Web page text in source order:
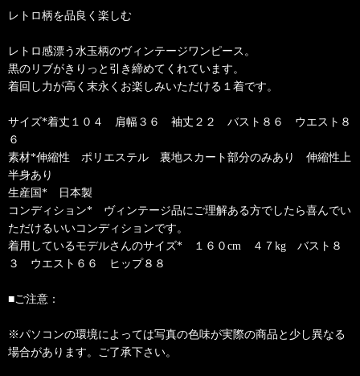
レトロ柄を品良く楽しむ
レトロ感漂う水玉柄のヴィンテージワンピース。
黒のリブがきりっと引き締めてくれています。
着回し力が高く末永くお楽しみいただける１着です。
サイズ*着丈１０４ 肩幅３６ 袖丈２２ バスト８６ ウエスト８
６
素材*伸縮性 ポリエステル 裏地スカート部分のみあり 伸縮性上
半身あり
生産国* 日本製
コンディション* ヴィンテージ品にご理解ある方でしたら喜んでい
ただけるいいコンディションです。
着用しているモデルさんのサイズ* １６０cm ４７kg バスト８
３ ウエスト６６ ヒップ８８
■ご注意：
※パソコンの環境によっては写真の色味が実際の商品と少し異なる
場合があります。ご了承下さい。